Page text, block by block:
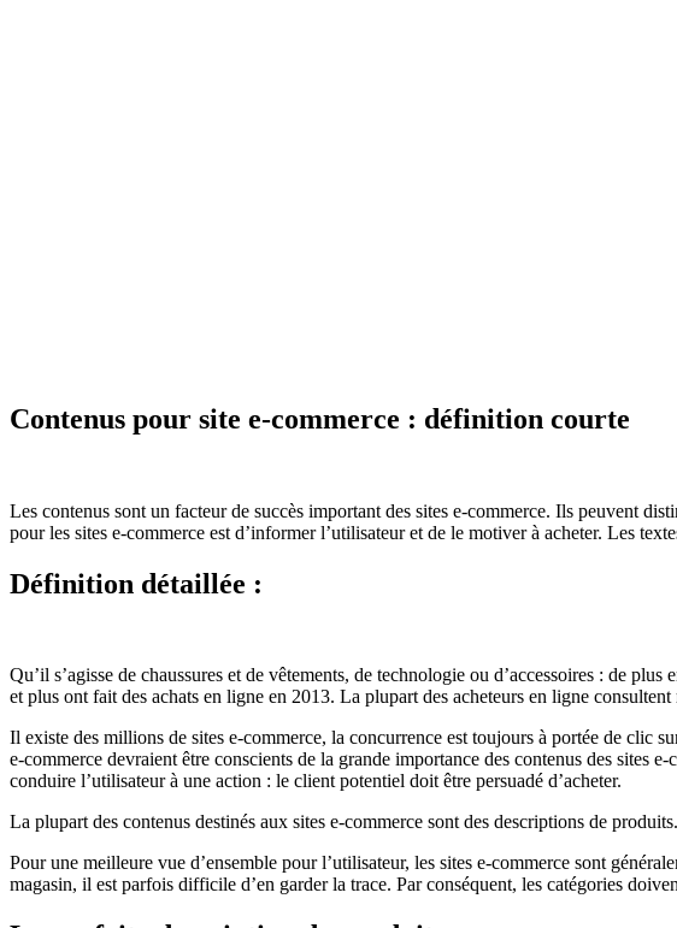
Contenus pour site e-commerce : définition courte
Les contenus sont un facteur de succès important des sites e-commerce. Ils peuvent
pour les sites e-commerce est d’informer l’utilisateur et de le motiver à acheter. Les
Définition détaillée :
Qu’il s’agisse de chaussures et de vêtements, de technologie ou d’accessoires : de
et plus ont fait des achats en ligne en 2013. La plupart des acheteurs en ligne
Il existe des millions de sites e-commerce, la concurrence est toujours à portée de clic
e-commerce devraient être conscients de la grande importance des contenus des sites
conduire l’utilisateur à une action : le client potentiel doit être persuadé d’acheter.
La plupart des contenus destinés aux sites e-commerce sont des descriptions de
Pour une meilleure vue d’ensemble pour l’utilisateur, les sites e-commerce sont
magasin, il est parfois difficile d’en garder la trace. Par conséquent, les catégories